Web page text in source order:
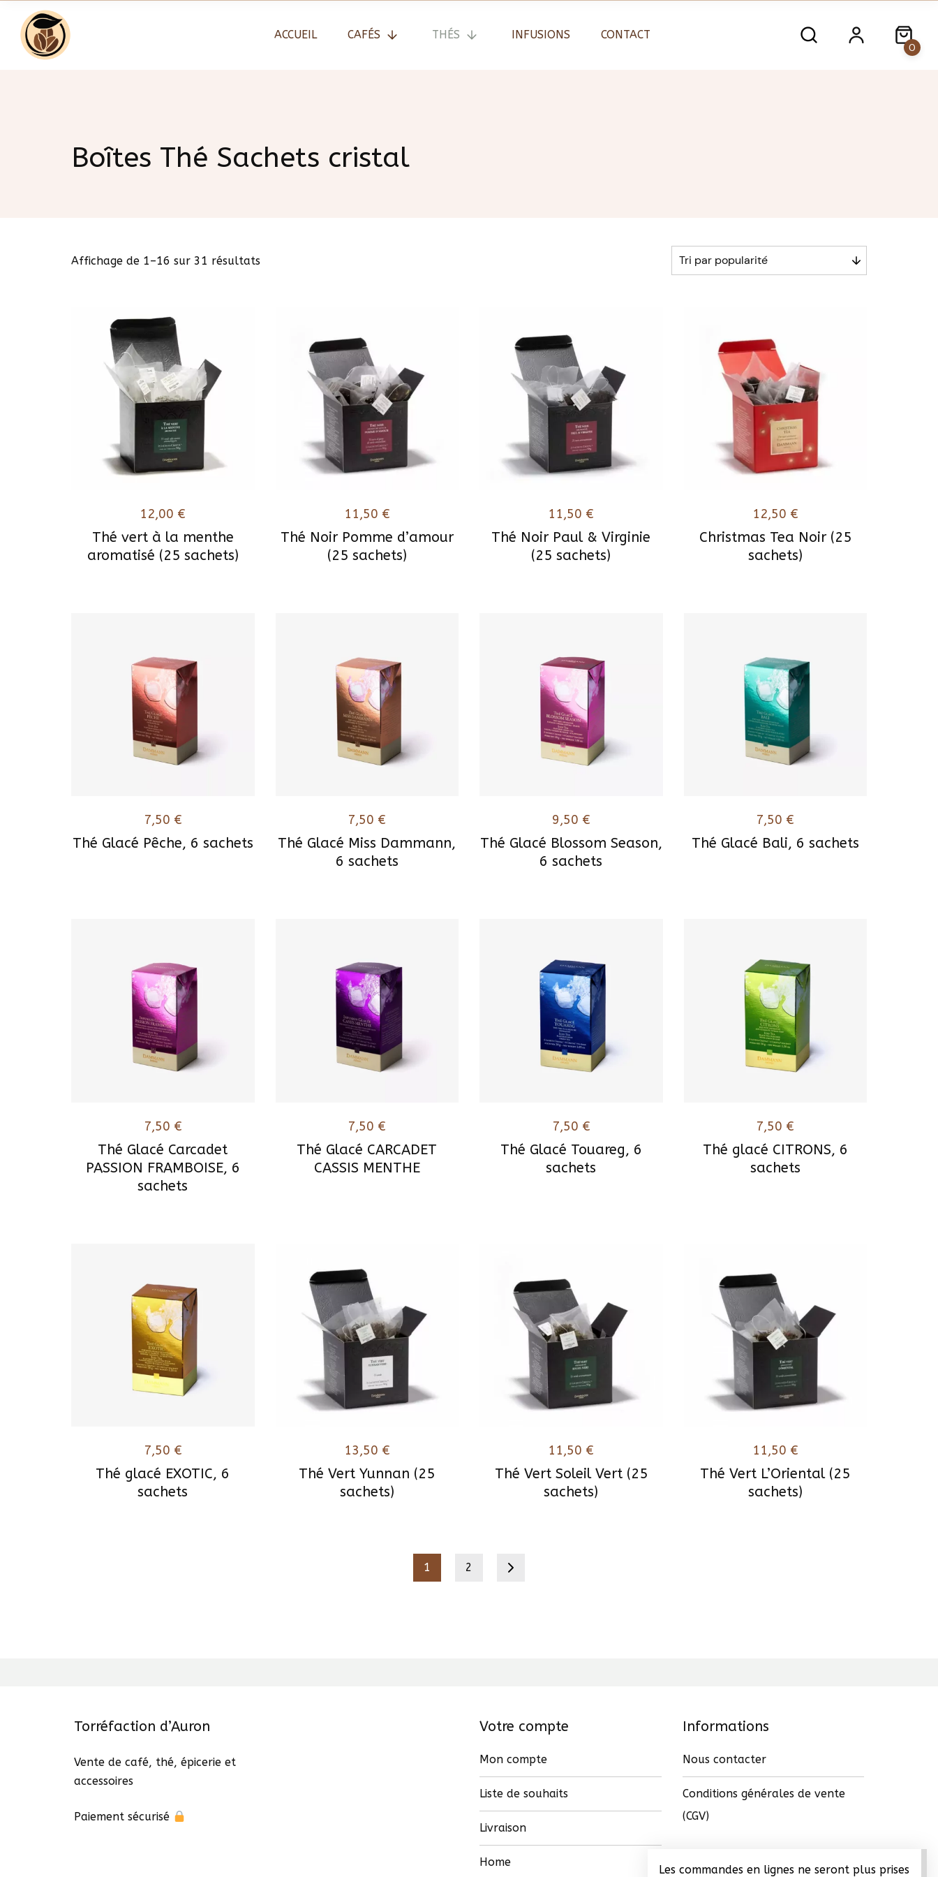
Les commandes en lignes ne seront plus prises
content
ACCUEIL CAFÉS THÉS INFUSIONS CONTACT
0
Boîtes Thé Sachets cristal
Affichage de 1–16 sur 31 résultats
Thé vert à la menthe
aromatisé (25 sachets)
12,00 €
Thé Noir Pomme d’amour
(25 sachets)
11,50 €
Thé Noir Paul & Virginie
(25 sachets)
11,50 €
Christmas Tea Noir (25
sachets)
12,50 €
Thé Glacé Pêche, 6 sachets
7,50 €
Thé Glacé Miss Dammann,
6 sachets
7,50 €
Thé Glacé Blossom Season,
6 sachets
9,50 €
Thé Glacé Bali, 6 sachets
7,50 €
Thé Glacé Carcadet
PASSION FRAMBOISE, 6
sachets
7,50 €
Thé Glacé CARCADET
CASSIS MENTHE
7,50 €
Thé Glacé Touareg, 6
sachets
7,50 €
Thé glacé CITRONS, 6
sachets
7,50 €
Thé glacé EXOTIC, 6
sachets
7,50 €
Thé Vert Yunnan (25
sachets)
13,50 €
Thé Vert Soleil Vert (25
sachets)
11,50 €
Thé Vert L’Oriental (25
sachets)
11,50 €
1 2
Torréfaction d’Auron
Vente de café, thé, épicerie et
accessoires
Paiement sécurisé
Votre compte
Mon compte
Liste de souhaits
Livraison
Home
Informations
Nous contacter
Conditions générales de vente
(CGV)